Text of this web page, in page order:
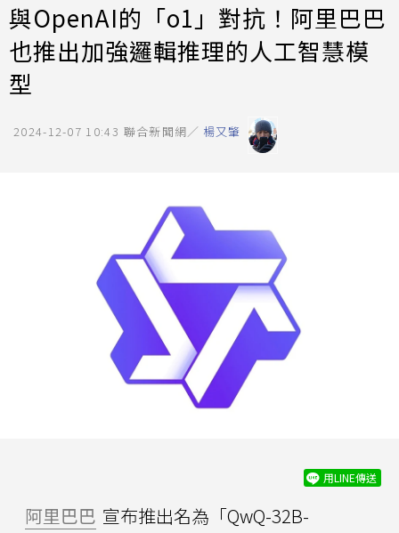
與OpenAI的「o1」對抗！阿里巴巴
也推出加強邏輯推理的人工智慧模
型
2024-12-07 10:43 聯合新聞網／ 楊又肇
用LINE傳送
阿里巴巴 宣布推出名為「QwQ-32B-